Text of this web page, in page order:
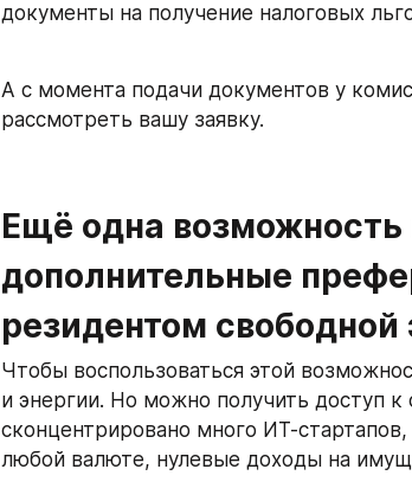
документы на получение налоговых
А с момента подачи документов у
рассмотреть вашу заявку.
Ещё одна возможность
дополнительные
резидентом
Чтобы воспользоваться этой
и энергии. Но можно получить доступ
сконцентрировано много ИТ-
любой валюте, нулевые доходы на